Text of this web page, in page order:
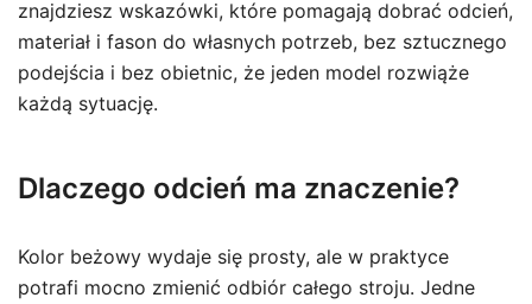
znajdziesz wskazówki, które pomagają dobrać odcień,
materiał i fason do własnych potrzeb, bez sztucznego
podejścia i bez obietnic, że jeden model rozwiąże
każdą sytuację.
Dlaczego odcień ma znaczenie?
Kolor beżowy wydaje się prosty, ale w praktyce
potrafi mocno zmienić odbiór całego stroju. Jedne